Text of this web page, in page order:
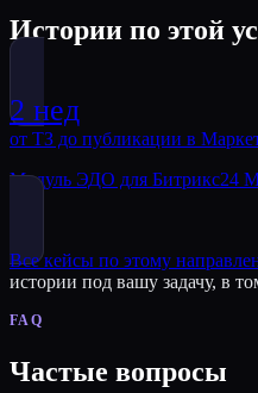
Истории по этой
2 нед
от ТЗ до публикации в
Модуль ЭДО для Битрикс24
Все кейсы по этому
истории под вашу задачу, в
FAQ
Частые вопросы